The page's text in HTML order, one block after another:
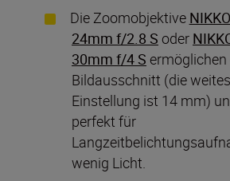
Die Zoomobjektive
24mm f/2.8 S oder
30mm f/4 S
Bildausschnitt (die
Einstellung ist 14 mm)
perfekt für
wenig Licht.